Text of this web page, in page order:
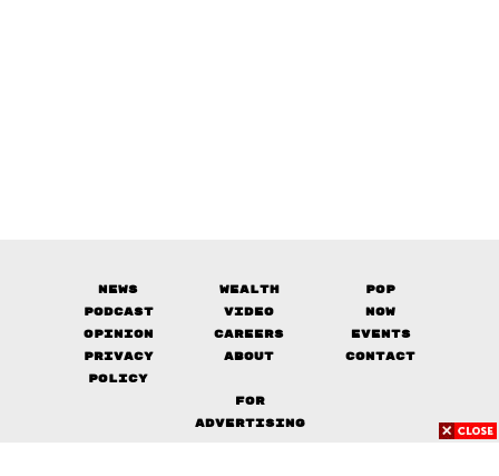
News Wealth
Pop
Podcast
Video
Now
Opinion
Careers
Events
Privacy
Policy
About Contact
FOR
ADVERTISING